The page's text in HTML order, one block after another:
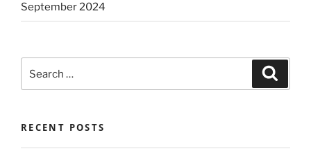
September 2024
for:
RECENT POSTS